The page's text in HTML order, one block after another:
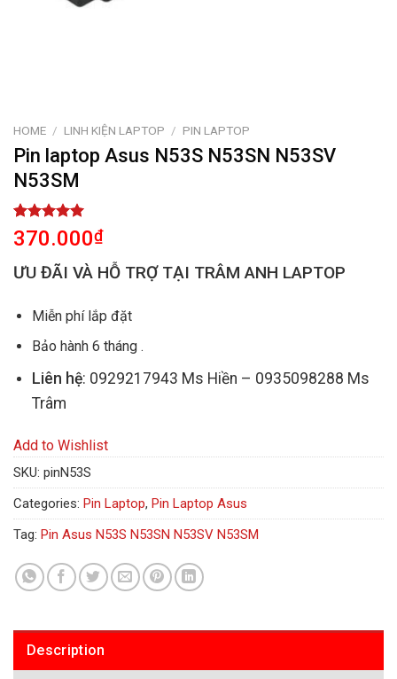
HOME / LINH KIỆN LAPTOP / PIN LAPTOP
Pin laptop Asus N53S N53SN N53SV
N53SM
Rated
5.00
out of 5
1
customer
370.000₫
ƯU ĐÃI VÀ HỖ TRỢ TẠI TRÂM ANH LAPTOP
Miễn phí lắp đặt
Bảo hành 6 tháng .
Liên hệ: 0929217943 Ms Hiền – 0935098288 Ms
Trâm
Add to Wishlist
SKU: pinN53S
Categories: Pin Laptop, Pin Laptop Asus
Tag: Pin Asus N53S N53SN N53SV N53SM
Description